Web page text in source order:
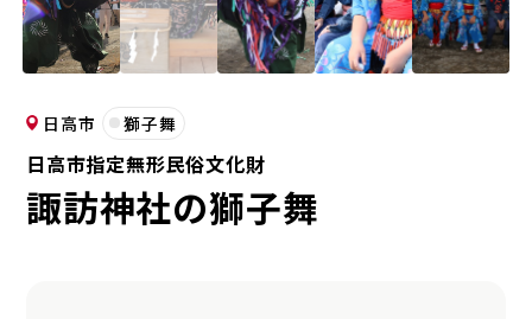
日高市 獅子舞
日高市指定無形民俗文化財
諏訪神社の獅子舞